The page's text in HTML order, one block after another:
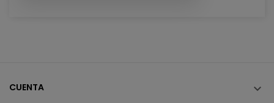
CUENTA 